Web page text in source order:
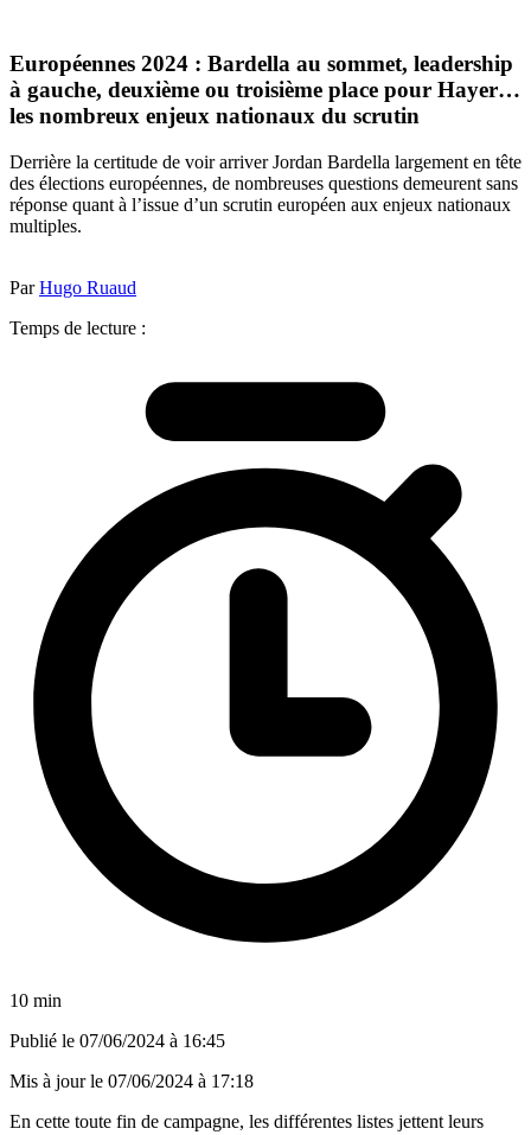
Européennes 2024 : Bardella au sommet, leadership
à gauche, deuxième ou troisième place pour Hayer…
les nombreux enjeux nationaux du scrutin
Derrière la certitude de voir arriver Jordan Bardella largement en tête
des élections européennes, de nombreuses questions demeurent sans
réponse quant à l’issue d’un scrutin européen aux enjeux nationaux
multiples.
ParHugo Ruaud
Temps de lecture :
10 min
Publié le 07/06/2024 à 16:45
Mis à jour le 07/06/2024 à 17:18
En cette toute fin de campagne, les différentes listes jettent leurs